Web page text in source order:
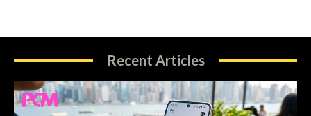
Recent Articles